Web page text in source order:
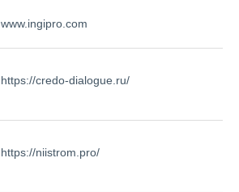
www.ingipro.com
https://credo-dialogue.ru/
https://niistrom.pro/